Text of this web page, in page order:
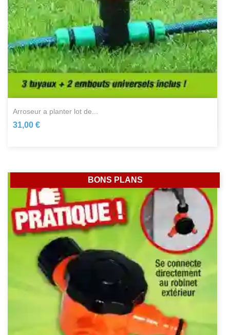
arroseur a planter lot de...
31,00 €
BONS PLANS